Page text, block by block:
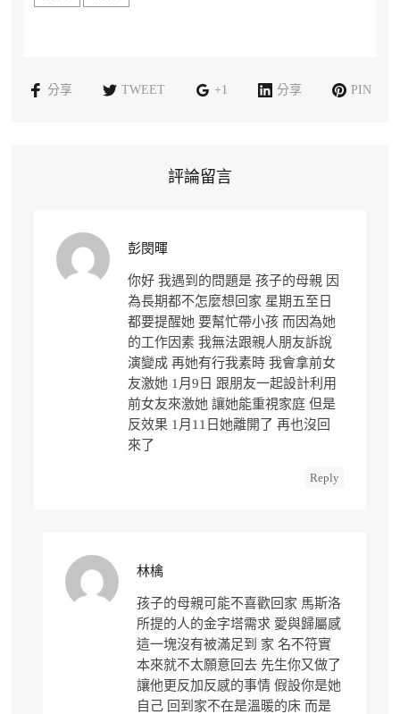
分享 TWEET +1 分享 PIN
評論留言
彭閔暉
你好 我遇到的問題是 孩子的母親 因
為長期都不怎麼想回家 星期五至日
都要提醒她 要幫忙帶小孩 而因為她
的工作因素 我無法跟親人朋友訴說
演變成 再她有行我素時 我會拿前女
友激她 1月9日 跟朋友一起設計利用
前女友來激她 讓她能重視家庭 但是
反效果 1月11日她離開了 再也沒回
來了
Reply
林檎
孩子的母親可能不喜歡回家 馬斯洛
所提的人的金字塔需求 愛與歸屬感
這一塊沒有被滿足到 家 名不符實
本來就不太願意回去 先生你又做了
讓他更反加反感的事情 假設你是她
自己 回到家不在是溫暖的床 而是